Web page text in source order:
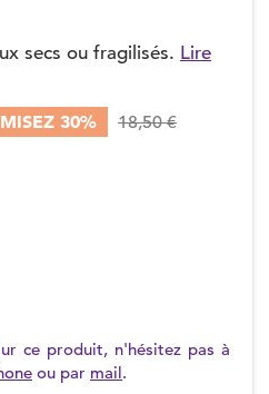
secs ou fragilisés. Lire
30% 18,50 €
ce produit, n'hésitez pas à
ou par mail.